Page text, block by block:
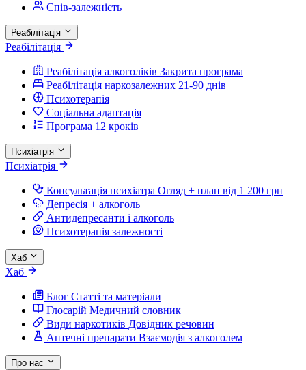
Спів-залежність
Реабілітація
Реабілітація
Реабілітація алкоголіків Закрита програма
Реабілітація наркозалежних 21-90 днів
Психотерапія
Соціальна адаптація
Програма 12 кроків
Психіатрія
Психіатрія
Консультація психіатра Огляд + план від 1 200 грн
Депресія + алкоголь
Антидепресанти і алкоголь
Психотерапія залежності
Хаб
Хаб
Блог Статті та матеріали
Глосарій Медичний словник
Види наркотиків Довідник речовин
Аптечні препарати Взаємодія з алкоголем
Про нас